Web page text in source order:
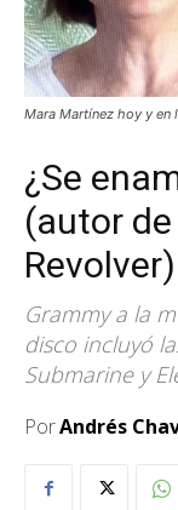
Mara Martínez hoy y en
¿Se
(autor
Grammy a la
disco incluyó
Submarine y
PorAndrés